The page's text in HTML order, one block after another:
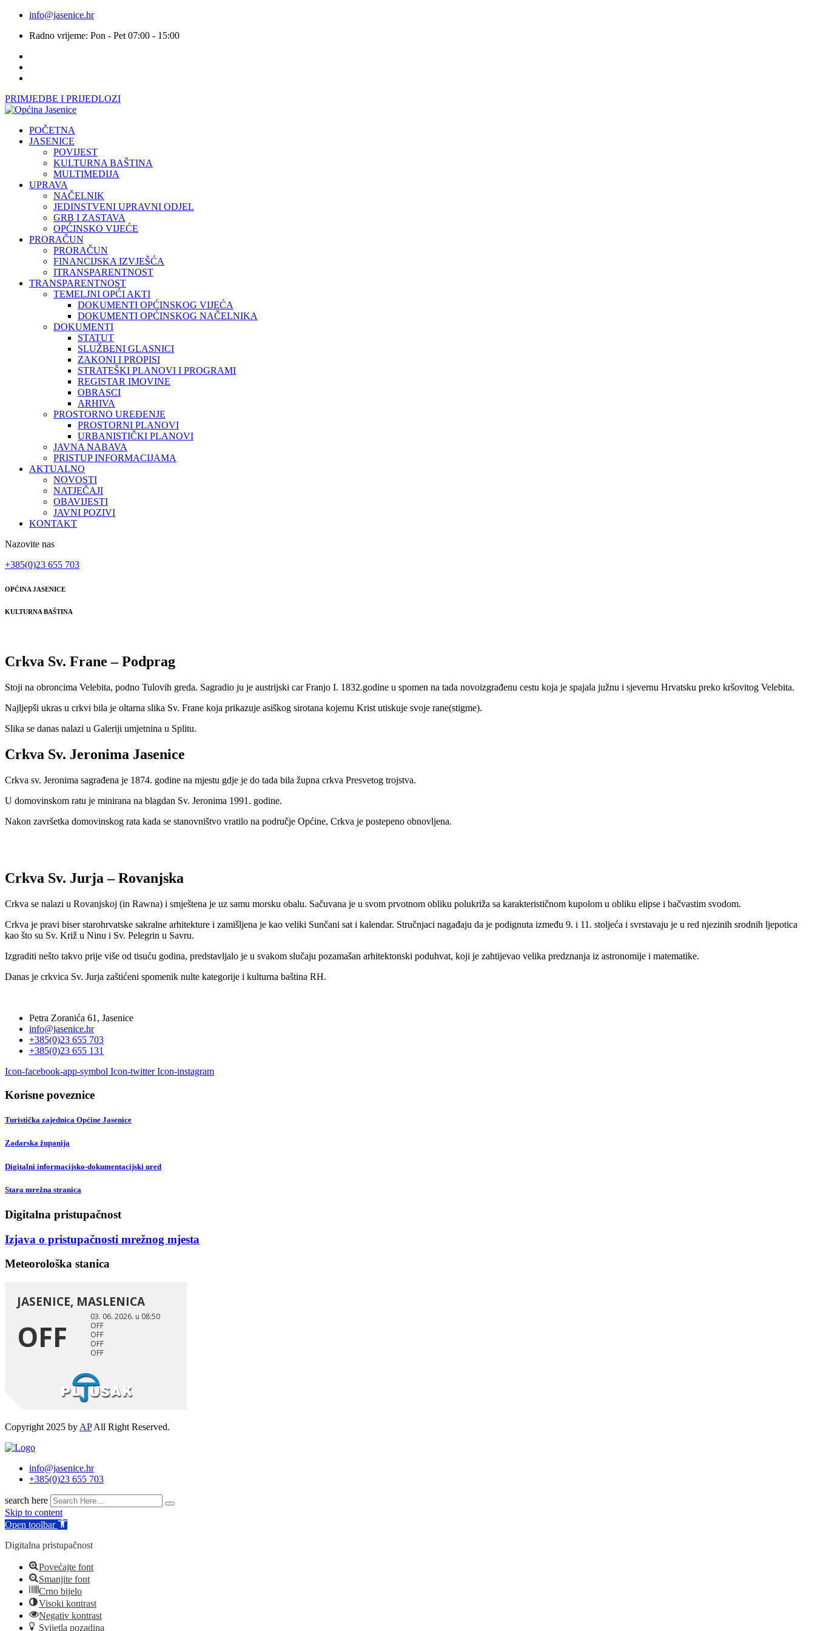
info@jasenice.hr
Radno vrijeme: Pon - Pet 07:00 - 15:00
PRIMJEDBE I PRIJEDLOZI
POČETNA
JASENICE
POVIJEST
KULTURNA BAŠTINA
MULTIMEDIJA
UPRAVA
NAČELNIK
JEDINSTVENI UPRAVNI ODJEL
GRB I ZASTAVA
OPĆINSKO VIJEĆE
PRORAČUN
PRORAČUN
FINANCIJSKA IZVJEŠĆA
ITRANSPARENTNOST
TRANSPARENTNOST
TEMELJNI OPĆI AKTI
DOKUMENTI OPĆINSKOG VIJEĆA
DOKUMENTI OPĆINSKOG NAČELNIKA
DOKUMENTI
STATUT
SLUŽBENI GLASNICI
ZAKONI I PROPISI
STRATEŠKI PLANOVI I PROGRAMI
REGISTAR IMOVINE
OBRASCI
ARHIVA
PROSTORNO UREĐENJE
PROSTORNI PLANOVI
URBANISTIČKI PLANOVI
JAVNA NABAVA
PRISTUP INFORMACIJAMA
AKTUALNO
NOVOSTI
NATJEČAJI
OBAVIJESTI
JAVNI POZIVI
KONTAKT
Nazovite nas
+385(0)23 655 703
OPĆINA JASENICE
KULTURNA BAŠTINA
Crkva Sv. Frane – Podprag
Stoji na obroncima Velebita, podno Tulovih greda. Sagradio ju je austrijski car Franjo I. 1832.godine u spomen na tada novoizgrađenu cestu koja je spajala južnu i sjevernu Hrvatsku preko kršovitog Velebita.
Najljepši ukras u crkvi bila je oltarna slika Sv. Frane koja prikazuje asiškog sirotana kojemu Krist utiskuje svoje rane(stigme).
Slika se danas nalazi u Galeriji umjetnina u Splitu.
Crkva Sv. Jeronima Jasenice
Crkva sv. Jeronima sagrađena je 1874. godine na mjestu gdje je do tada bila župna crkva Presvetog trojstva.
U domovinskom ratu je minirana na blagdan Sv. Jeronima 1991. godine.
Nakon završetka domovinskog rata kada se stanovništvo vratilo na područje Općine, Crkva je postepeno obnovljena.
Crkva Sv. Jurja – Rovanjska
Crkva se nalazi u Rovanjskoj (in Rawna) i smještena je uz samu morsku obalu. Sačuvana je u svom prvotnom obliku polukriža sa karakterističnom kupolom u obliku elipse i bačvastim svodom.
Crkva je pravi biser starohrvatske sakralne arhitekture i zamišljena je kao veliki Sunčani sat i kalendar. Stručnjaci nagađaju da je podignuta između 9. i 11. stoljeća i svrstavaju je u red njezinih srodnih ljepotica
kao što su Sv. Križ u Ninu i Sv. Pelegrin u Savru.
Izgraditi nešto takvo prije više od tisuću godina, predstavljalo je u svakom slučaju pozamašan arhitektonski poduhvat, koji je zahtijevao velika predznanja iz astronomije i matematike.
Danas je crkvica Sv. Jurja zaštićeni spomenik nulte kategorije i kulturna baština RH.
Petra Zoranića 61, Jasenice
info@jasenice.hr
+385(0)23 655 703
+385(0)23 655 131
Icon-facebook-app-symbol Icon-twitter Icon-instagram
Korisne poveznice
Turistička zajednica Općine Jasenice
Zadarska županija
Digitalni informacijsko-dokumentacijski ured
Stara mrežna stranica
Digitalna pristupačnost
Izjava o pristupačnosti mrežnog mjesta
Meteorološka stanica
Copyright 2025 by APAll Right Reserved.
info@jasenice.hr
+385(0)23 655 703
search here
Skip to content
Open toolbar
Digitalna pristupačnost
Povećajte font
Smanjite font
Crno bijelo
Visoki kontrast
Negativ kontrast
Svijetla pozadina